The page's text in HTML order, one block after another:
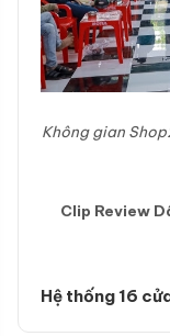
Không gian
Clip Review
Hệ thống 16